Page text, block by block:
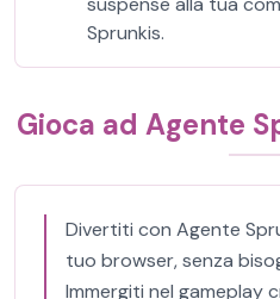
Sprunkis.
Gioca ad Agente
Divertiti con Agente
tuo browser, senza
Immergiti nel gameplay